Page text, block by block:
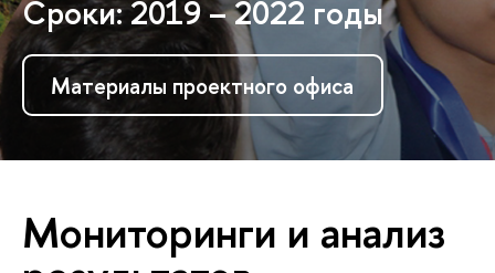
Сроки: 2019 – 2022 годы
Материалы проектного офиса
Мониторинги и анализ